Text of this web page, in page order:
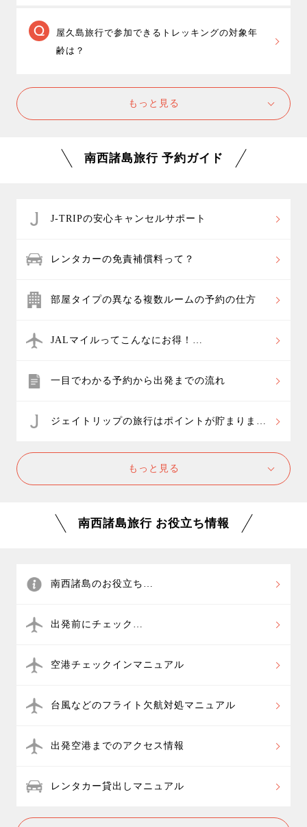
す。
ガイド付きトレッキングツアー付きプラン
が、MY-TRIP会員特典として、支払ったキャンセル料
を全額ポイントで還元する「
屋久島旅行で参加できるトレッキングの対象年
齢は？
参加されるトレッキングツアーにより異なりま
すが、縄文杉トレッキングでは約10時間の登山となり
子様は同行できませんので、保護者の方がお子様の付
もっと見る
南西諸島旅行 予約ガイド
J-TRIPの安心キャンセルサポート
レンタカーの免責補償料って？
部屋タイプの異なる複数ルームの予約の仕方
JALマイルってこんなにお得！
一目でわかる予約から出発までの流れ
ジェイトリップの旅行はポイントが貯まりま
もっと見る
南西諸島旅行 お役立ち情報
南西諸島のお役立ち
出発前にチェック
空港チェックインマニュアル
台風などのフライト欠航対処マニュアル
出発空港までのアクセス情報
レンタカー貸出しマニュアル